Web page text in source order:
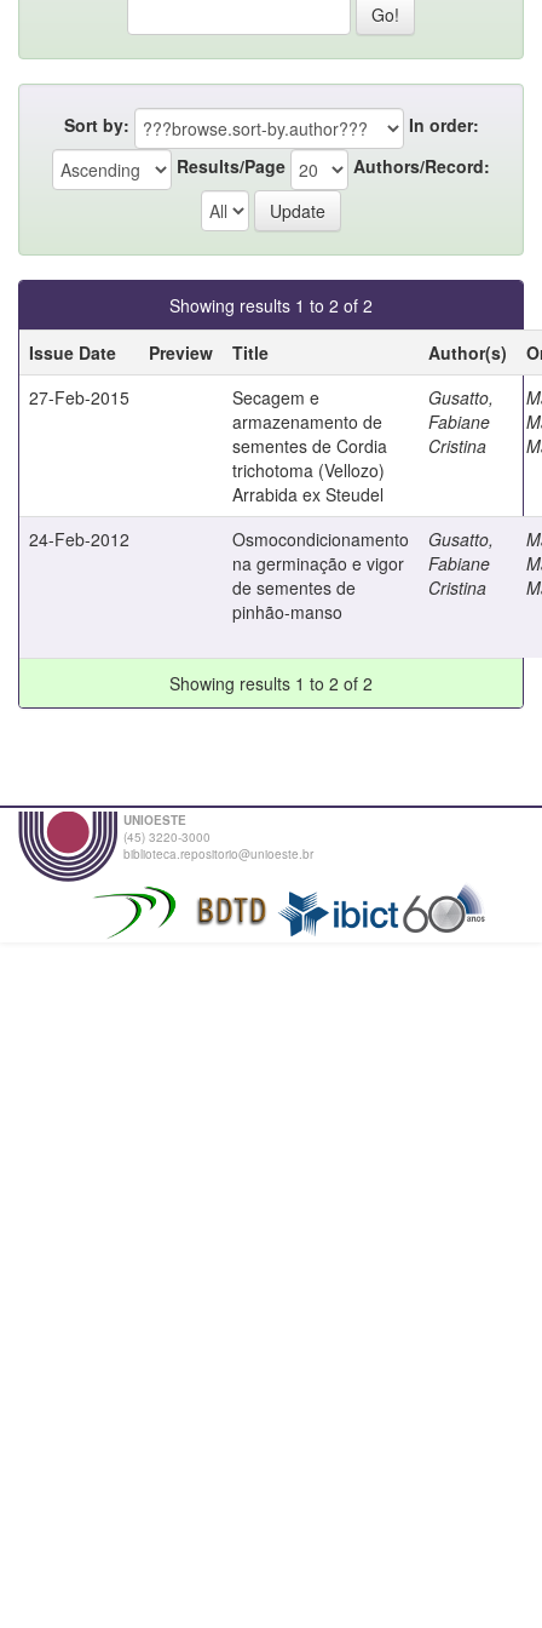
Sort by:
In order:
Results/Page
Authors/Record:
Showing results 1 to 2 of 2
Issue Date
Preview Title Author(s)
27-Feb-2015
Secagem e
armazenamento de
sementes de Cordia
trichotoma (Vellozo)
Arrabida ex Steudel
Gusatto,
Fabiane
Cristina
24-Feb-2012
Osmocondicionamento
na germinação e vigor
de sementes de
pinhão-manso
Gusatto,
Fabiane
Cristina
Showing results 1 to 2 of 2
UNIOESTE
(45) 3220-3000
biblioteca.repositorio@unioeste.br